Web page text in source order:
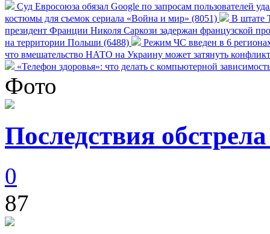
Суд Евросоюза обязал Google по запросам пользователей
костюмы для съемок сериала «Война и мир» (8051)
В штате
президент Франции Николя Саркози задержан французской
на территории Польши (6488)
Режим ЧС введен в 6
что вмешательство НАТО на Украину может затянуть
«Телефон здоровья»: что делать с компьютерной
Фото
Последствия
0
87